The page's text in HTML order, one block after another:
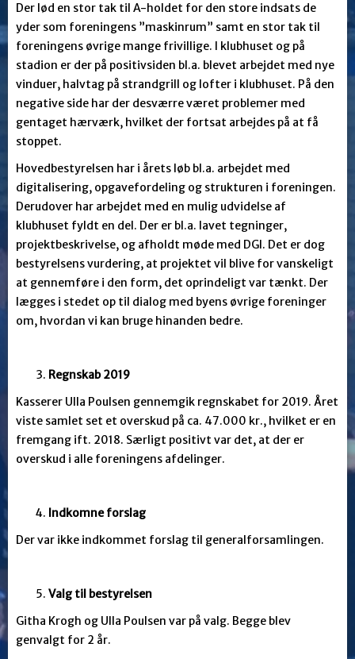
Der lød en stor tak til A-holdet for den store indsats de
yder som foreningens ”maskinrum” samt en stor tak til
foreningens øvrige mange frivillige. I klubhuset og på
stadion er der på positivsiden bl.a. blevet arbejdet med nye
vinduer, halvtag på strandgrill og lofter i klubhuset. På den
negative side har der desværre været problemer med
gentaget hærværk, hvilket der fortsat arbejdes på at få
stoppet.
Hovedbestyrelsen har i årets løb bl.a. arbejdet med
digitalisering, opgavefordeling og strukturen i foreningen.
Derudover har arbejdet med en mulig udvidelse af
klubhuset fyldt en del. Der er bl.a. lavet tegninger,
projektbeskrivelse, og afholdt møde med DGI. Det er dog
bestyrelsens vurdering, at projektet vil blive for vanskeligt
at gennemføre i den form, det oprindeligt var tænkt. Der
lægges i stedet op til dialog med byens øvrige foreninger
om, hvordan vi kan bruge hinanden bedre.
Regnskab 2019
Kasserer Ulla Poulsen gennemgik regnskabet for 2019. Året
viste samlet set et overskud på ca. 47.000 kr., hvilket er en
fremgang ift. 2018. Særligt positivt var det, at der er
overskud i alle foreningens afdelinger.
Indkomne forslag
Der var ikke indkommet forslag til generalforsamlingen.
Valg til bestyrelsen
Githa Krogh og Ulla Poulsen var på valg. Begge blev
genvalgt for 2 år.